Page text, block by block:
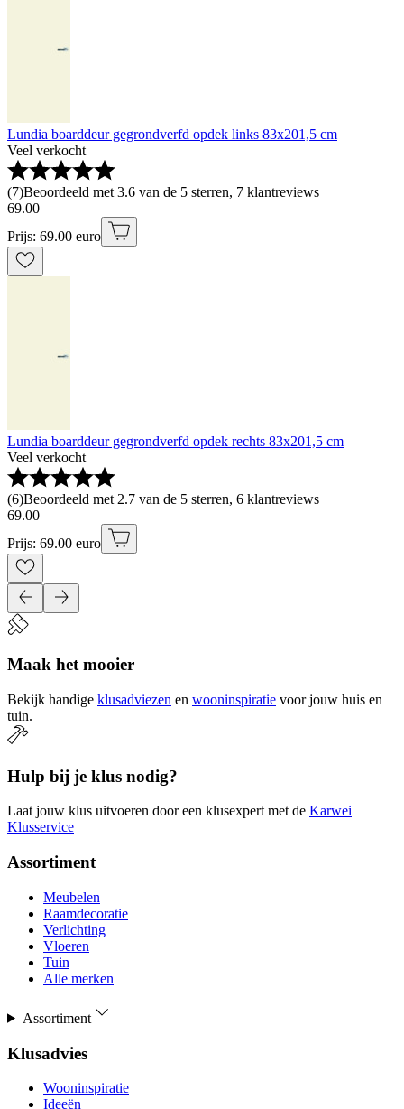
Lundia boarddeur gegrondverfd opdek links 83x201,5 cm
Veel verkocht
(7)Beoordeeld met 3.6 van de 5 sterren, 7 klantreviews
69.00
Prijs: 69.00 euro
Lundia boarddeur gegrondverfd opdek rechts 83x201,5 cm
Veel verkocht
(6)Beoordeeld met 2.7 van de 5 sterren, 6 klantreviews
69.00
Prijs: 69.00 euro
Maak het mooier
Bekijk handige klusadviezen en wooninspiratie voor jouw huis en
tuin.
Hulp bij je klus nodig?
Laat jouw klus uitvoeren door een klusexpert met de Karwei
Klusservice
Assortiment
Meubelen
Raamdecoratie
Verlichting
Vloeren
Tuin
Alle merken
Assortiment
Klusadvies
Wooninspiratie
Ideeën